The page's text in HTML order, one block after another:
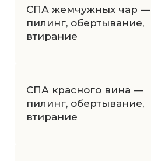
СПА жемчужных чар —
пилинг, обертывание,
втирание
СПА красного вина —
пилинг, обертывание,
втирание